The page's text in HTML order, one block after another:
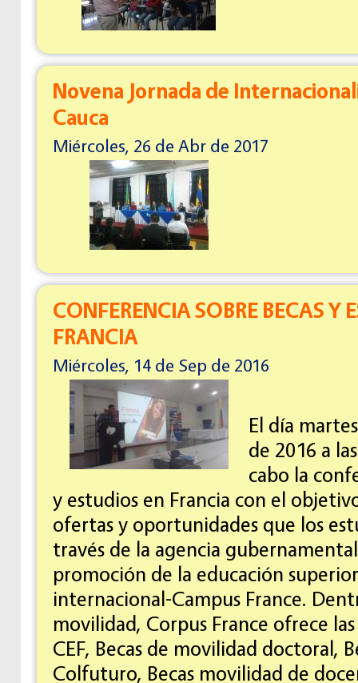
Novena Jornada de
Cauca
Miércoles, 26 de Abr de 2017
CONFERENCIA SOBRE BECAS Y
FRANCIA
Miércoles, 14 de Sep de 2016
El día
de 2016 a
cabo la
y estudios en Francia con el
ofertas y oportunidades que los
través de la agencia
promoción de la educación
internacional-Campus France.
movilidad, Corpus France ofrece
CEF, Becas de movilidad doctoral,
Colfuturo, Becas movilidad de